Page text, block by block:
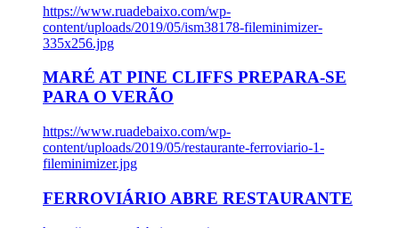
https://www.ruadebaixo.com/wp-
content/uploads/2019/05/ism38178-fileminimizer-
335x256.jpg
MARÉ AT PINE CLIFFS PREPARA-SE
PARA O VERÃO
https://www.ruadebaixo.com/wp-
content/uploads/2019/05/restaurante-ferroviario-1-
fileminimizer.jpg
FERROVIÁRIO ABRE RESTAURANTE